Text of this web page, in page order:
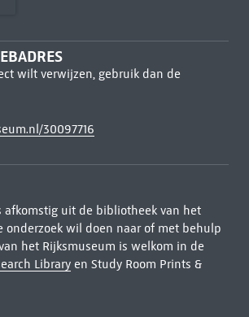
wilt verwijzen, gebruik dan de
30097716
afkomstig uit de bibliotheek van het
onderzoek wil doen naar of met behulp
het Rijksmuseum is welkom in de
Libraryen Study Room Prints &